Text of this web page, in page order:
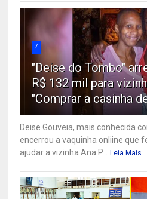
7
"Deise do Tombo"
R$ 132 mil para
"Comprar a casinha
Deise Gouveia, mais conhecida
encerrou a vaquinha onliine que
ajudar a vizinha Ana P... Leia Mais